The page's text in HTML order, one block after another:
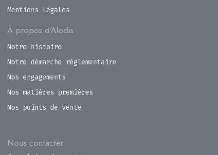
Mentions légales
À propos d'Alodis
Notre histoire
Notre démarche réglementaire
Nos engagements
Nos matières premières
Nos points de vente
Nous contacter